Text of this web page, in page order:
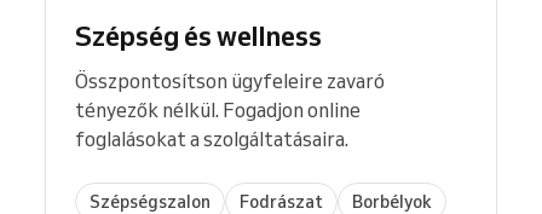
Szépség és wellness
Összpontosítson ügyfeleire zavaró
tényezők nélkül. Fogadjon online
foglalásokat a szolgáltatásaira.
Szépségszalon Fodrászat
Borbélyok